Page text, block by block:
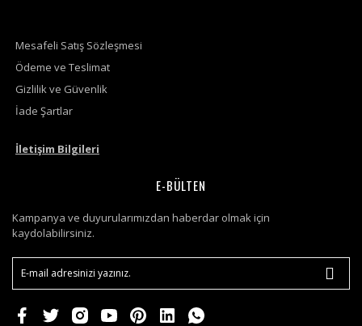
Mesafeli Satış Sözleşmesi
Ödeme ve Teslimat
Gizlilik ve Güvenlik
İade Şartlar
İletişim Bilgileri
E-BÜLTEN
Kampanya ve duyurularımızdan haberdar olmak için
kaydolabilirsiniz.